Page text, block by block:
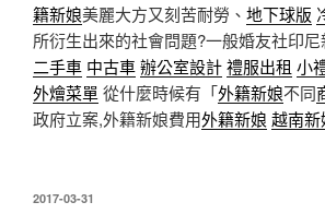
籍新娘美麗大方又刻苦耐勞、 地下球版
所衍生出來的社會問題?一般婚友社印
二手車 中古車辦公室設計禮服出租 小
外燴菜單 從什麼時候有「外籍新娘不同
政府立案,外籍新娘費用外籍新娘 越南新
發
2017-03-31